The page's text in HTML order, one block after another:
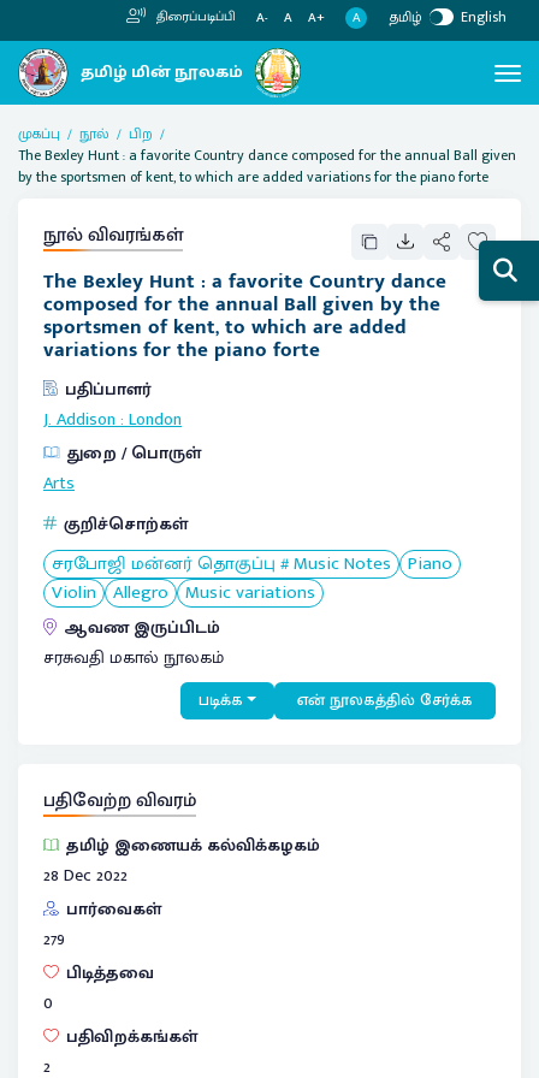
திரைப்படிப்பி A- A A+ A தமிழ் English
முகப்பு நூல்
பிற
The Bexley Hunt : a favorite Country dance composed for the annual Ball given
by the sportsmen of kent, to which are added variations for the piano forte
நூல் விவரங்கள்
The Bexley Hunt : a favorite Country dance
composed for the annual Ball given by the
sportsmen of kent, to which are added
variations for the piano forte
பதிப்பாளர்
J. Addison:London
துறை / பொருள்
Arts
குறிச்சொற்கள்
சரபோஜி மன்னர் தொகுப்பு # Music Notes Piano
Violin Allegro Music variations
ஆவண இருப்பிடம்
சரசுவதி மகால் நூலகம்
படிக்க என் நூலகத்தில் சேர்க்க
பதிவேற்ற விவரம்
தமிழ் இணையக் கல்விக்கழகம்
28 Dec 2022
பார்வைகள்
279
பிடித்தவை
0
பதிவிறக்கங்கள்
2